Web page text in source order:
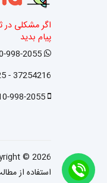
اگر مشکلی در
پیام بدید
998-2055
37254216 - 025
998-2055
© 2026 کلیه حقوق متعلق به فروشگاه اینترنتی جیک لند می باشد.
استفاده از